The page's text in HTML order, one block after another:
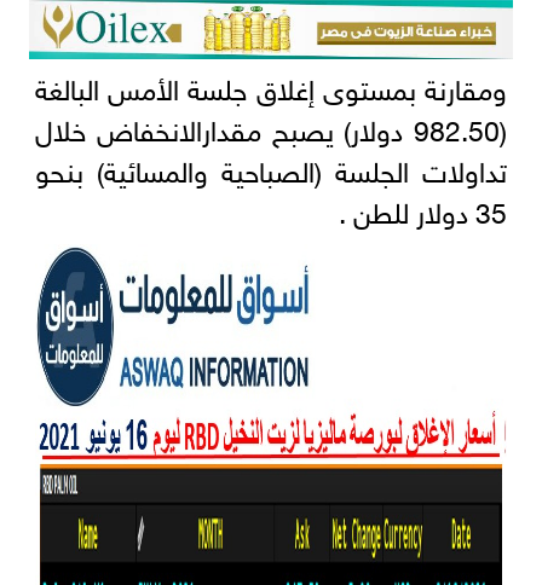
ومقارنة بمستوى إغلاق جلسة الأمس البالغة
(982.50 دولار) يصبح مقدارالانخفاض خلال
تداولات الجلسة (الصباحية والمسائية) بنحو
35 دولار للطن .